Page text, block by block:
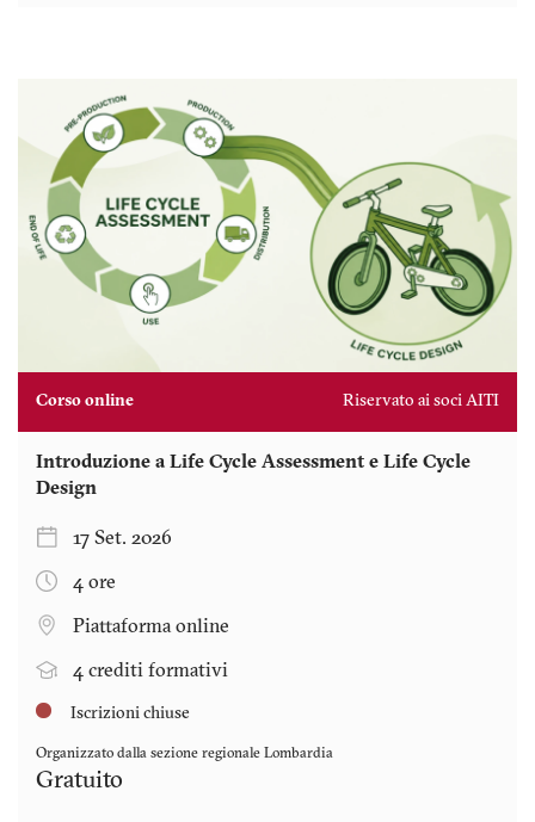
Corso online Riservato ai soci AITI
Introduzione a Life Cycle Assessment e Life Cycle
Design
17 Set. 2026
4 ore
Piattaforma online
4 crediti formativi
Iscrizioni chiuse
Organizzato dalla sezione regionale Lombardia
Gratuito